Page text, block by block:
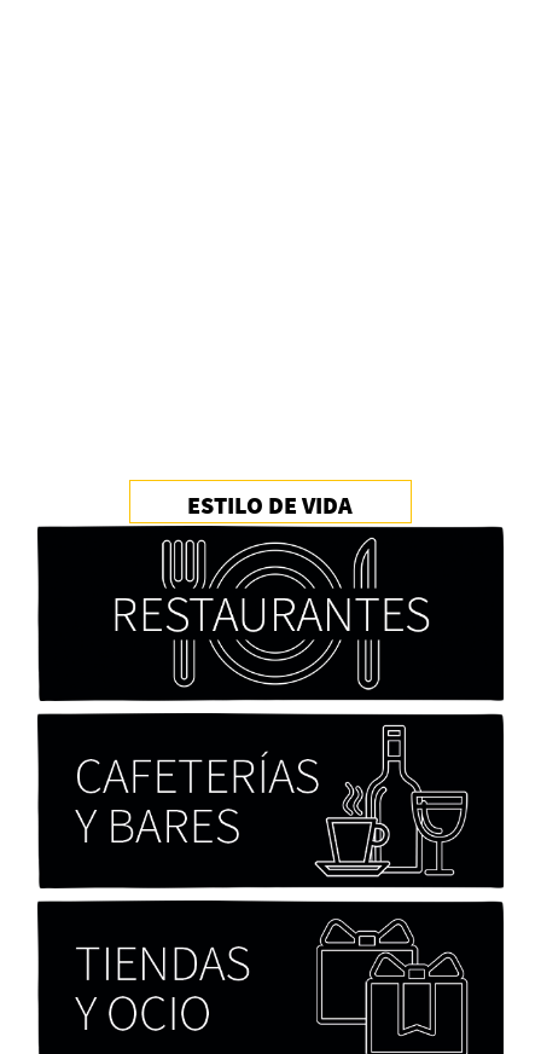
Cocaína Negra de Cristóbal Valenzuela Berríos
Paloma Pulisci
Chicas tristes de Fernanda Tovar
ESTILO DE VIDA